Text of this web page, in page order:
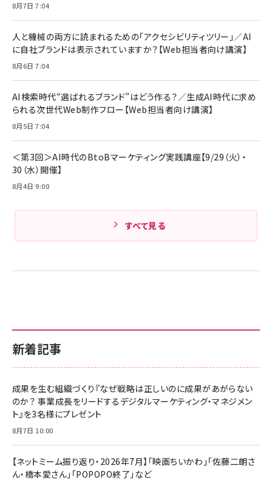
組織の成果を最大化する ルールのデザイン
￥1,980
Amazonランキングをもっと見る
全ワイヤレスイヤホン/アクティブノイズキャンセリ
技術基準適合】ブラック
￥5,990
ケーブル Anker絡まないケーブル 240W 結束バン
ド付き USB PD対応 シリコン素材採用 iPhone
17 / 16 / 15 / Galaxy iPad Pro MacBook
Pro/Air 各種対応 (1.8m ミッドナイトブラック)
￥1,890
サッポロ 生ビール 黒ラベル 350ml 缶 24本 ビー
ル ケース買い【6/30応募〆切! 黒ラベルビヤセラー
￥4,857
新着記事
成果を生む組織づくり『なぜ戦略は正しいのに成果があがらない
のか？ 事業成長をリードするデジタルマーケティング・マネジメン
ト』を3名様にプレゼント
8月7日 10:00
【ネットミーム振り返り・2026年7月】「映画ちいかわ」「佐藤二朗さ
ん・橋本愛さん」「POPOPO終了」など
8月7日 7:04
人と機械の両方に読まれるための「アクセシビリティツリー」／AI
に自社ブランドは表示されていますか？【Web担当者向け講演】
8月6日 7:04
AI検索時代“選ばれるブランド”はどう作る？／生成AI時代に求め
られる次世代Web制作フロー【Web担当者向け講演】
8月5日 7:04
＜第3回＞AI時代のBtoBマーケティング実践講座【9/29（火）・
30（水）開催】
8月4日 9:00
すべて見る